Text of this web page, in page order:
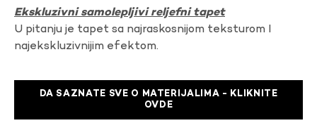
Ekskluzivni samolepljivi reljefni tapet
U pitanju je tapet sa najraskosnijom teksturom I
najekskluzivnijim efektom.
DA SAZNATE SVE O MATERIJALIMA - KLIKNITE
OVDE